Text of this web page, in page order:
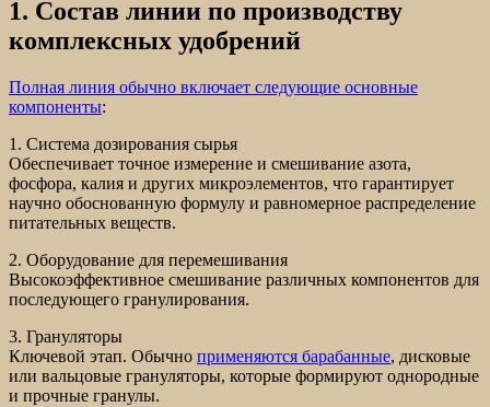
1. Состав линии по производству
комплексных удобрений
Полная линия обычно включает следующие основные
компоненты:
1. Система дозирования сырья
Обеспечивает точное измерение и смешивание азота,
фосфора, калия и других микроэлементов, что гарантирует
научно обоснованную формулу и равномерное распределение
питательных веществ.
2. Оборудование для перемешивания
Высокоэффективное смешивание различных компонентов для
последующего гранулирования.
3. Грануляторы
Ключевой этап. Обычно применяются барабанные, дисковые
или вальцовые грануляторы, которые формируют однородные
и прочные гранулы.